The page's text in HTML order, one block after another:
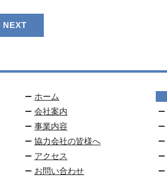
NEXT
ホーム
会社案内
事業内容
協力会社の皆様へ
アクセス
お問い合わせ